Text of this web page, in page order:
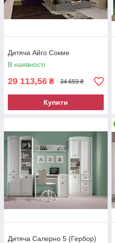
Дитяча Айго Сокме
В наявності
29 113,56 ₴ 34 659 ₴
Купити
Дитяча Салерно 5 (Гербор)